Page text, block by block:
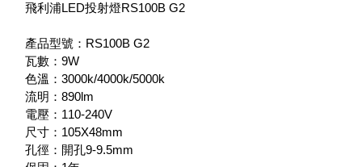
飛利浦LED投射燈RS100B G2
產品型號：RS100B G2
瓦數：9W
色溫：3000k/4000k/5000k
流明：890lm
電壓：110-240V
尺寸：105X48mm
孔徑：開孔9-9.5mm